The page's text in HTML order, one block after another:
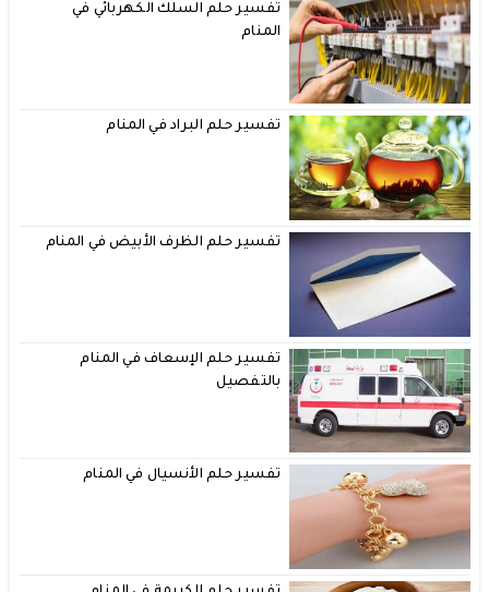
تفسير حلم السلك الكهربائي في
المنام
تفسير حلم البراد في المنام
تفسير حلم الظرف الأبيض في المنام
تفسير حلم الإسعاف في المنام
بالتفصيل
تفسير حلم الأنسيال في المنام